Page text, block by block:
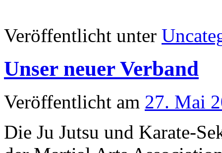
Veröffentlicht unter
Unser neuer Verband
Veröffentlicht am 27. Mai
Die Ju Jutsu und Karate-